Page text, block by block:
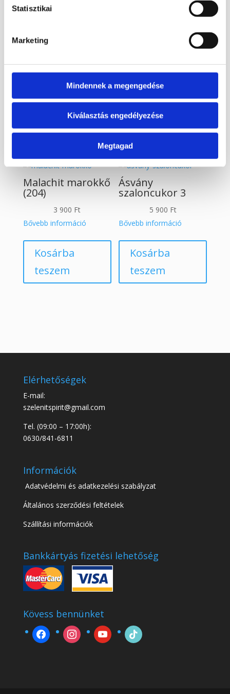
Statisztikai
Marketing
Mindennek a megengedése
Kiválasztás engedélyezése
Megtagad
Kosárba
Bővebb információ
Kosárba
teszem
Malachit marokkő
(204)
3 900 Ft
Bővebb információ
Kosárba
teszem
Ásvány
szaloncukor 3
5 900 Ft
Bővebb információ
Kosárba
teszem
Elérhetőségek
E-mail:
szelenitspirit@gmail.com
Tel. (09:00 – 17:00h):
0630/841-6811
Információk
Adatvédelmi és adatkezelési szabályzat
Általános szerződési feltételek
Szállítási információk
Bankkártyás fizetési lehetőség
Kövess bennünket
facebook instagramyoutube tiktok